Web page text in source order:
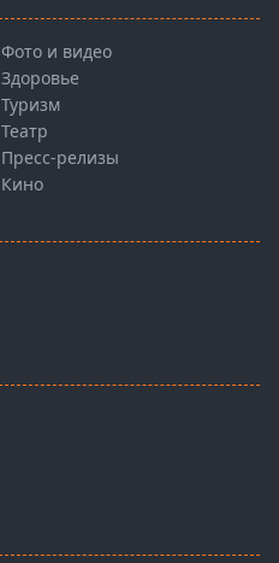
Фото и видео
Здоровье
Туризм
Театр
Пресс-релизы
Кино